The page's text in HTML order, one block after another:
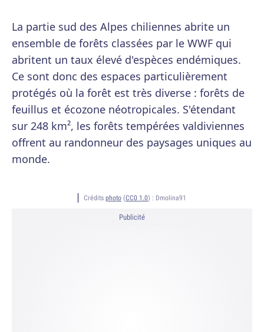
La partie sud des Alpes chiliennes abrite un
ensemble de forêts classées par le WWF qui
abritent un taux élevé d'espèces endémiques.
Ce sont donc des espaces particulièrement
protégés où la forêt est très diverse : forêts de
feuillus et écozone néotropicales. S'étendant
sur 248 km², les forêts tempérées valdiviennes
offrent au randonneur des paysages uniques au
monde.
Crédits photo (CC0 1.0) : Dmolina91
Publicité